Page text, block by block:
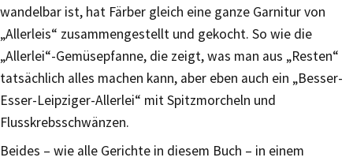
wandelbar ist, hat Färber gleich eine ganze Garnitur von
„Allerleis“ zusammengestellt und gekocht. So wie die
„Allerlei“-Gemüsepfanne, die zeigt, was man aus „Resten“
tatsächlich alles machen kann, aber eben auch ein „Besser-
Esser-Leipziger-Allerlei“ mit Spitzmorcheln und
Flusskrebsschwänzen.
Beides – wie alle Gerichte in diesem Buch – in einem